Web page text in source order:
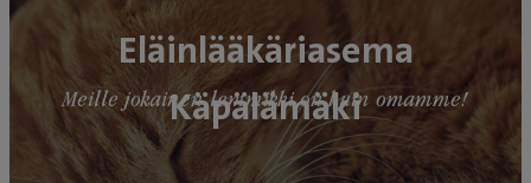
Eläinlääkäriasema
Käpälämäki
Meille jokainen lemmikki on kuin omamme!